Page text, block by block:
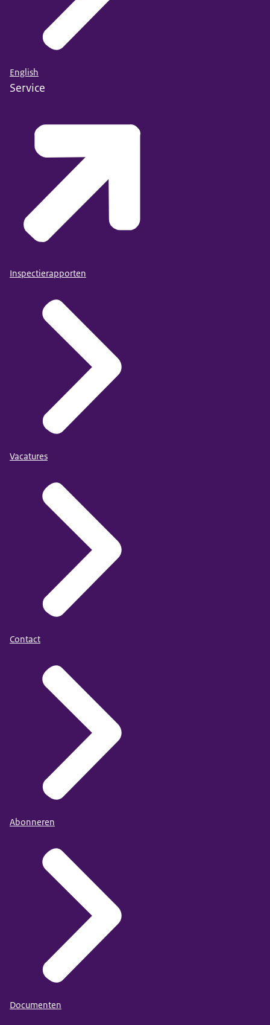
English
Service
Inspectierapporten
Vacatures
Contact
Abonneren
Documenten